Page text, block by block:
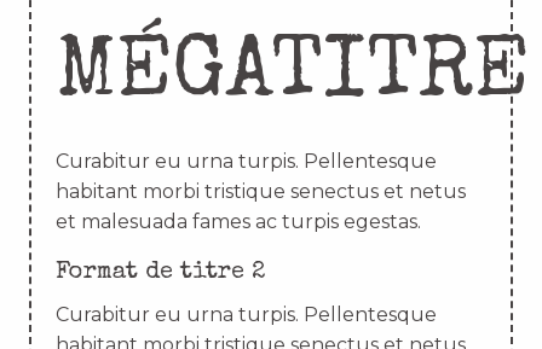
MÉGATITRE
Curabitur eu urna turpis. Pellentesque
habitant morbi tristique senectus et netus
et malesuada fames ac turpis egestas.
Format de titre 2
Curabitur eu urna turpis. Pellentesque